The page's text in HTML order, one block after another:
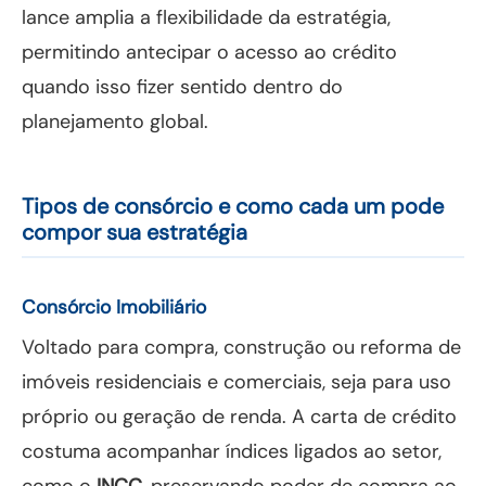
lance amplia a flexibilidade da estratégia,
permitindo antecipar o acesso ao crédito
quando isso fizer sentido dentro do
planejamento global.
Tipos de consórcio e como cada um pode
compor sua estratégia
Consórcio Imobiliário
Voltado para compra, construção ou reforma de
imóveis residenciais e comerciais, seja para uso
próprio ou geração de renda. A carta de crédito
costuma acompanhar índices ligados ao setor,